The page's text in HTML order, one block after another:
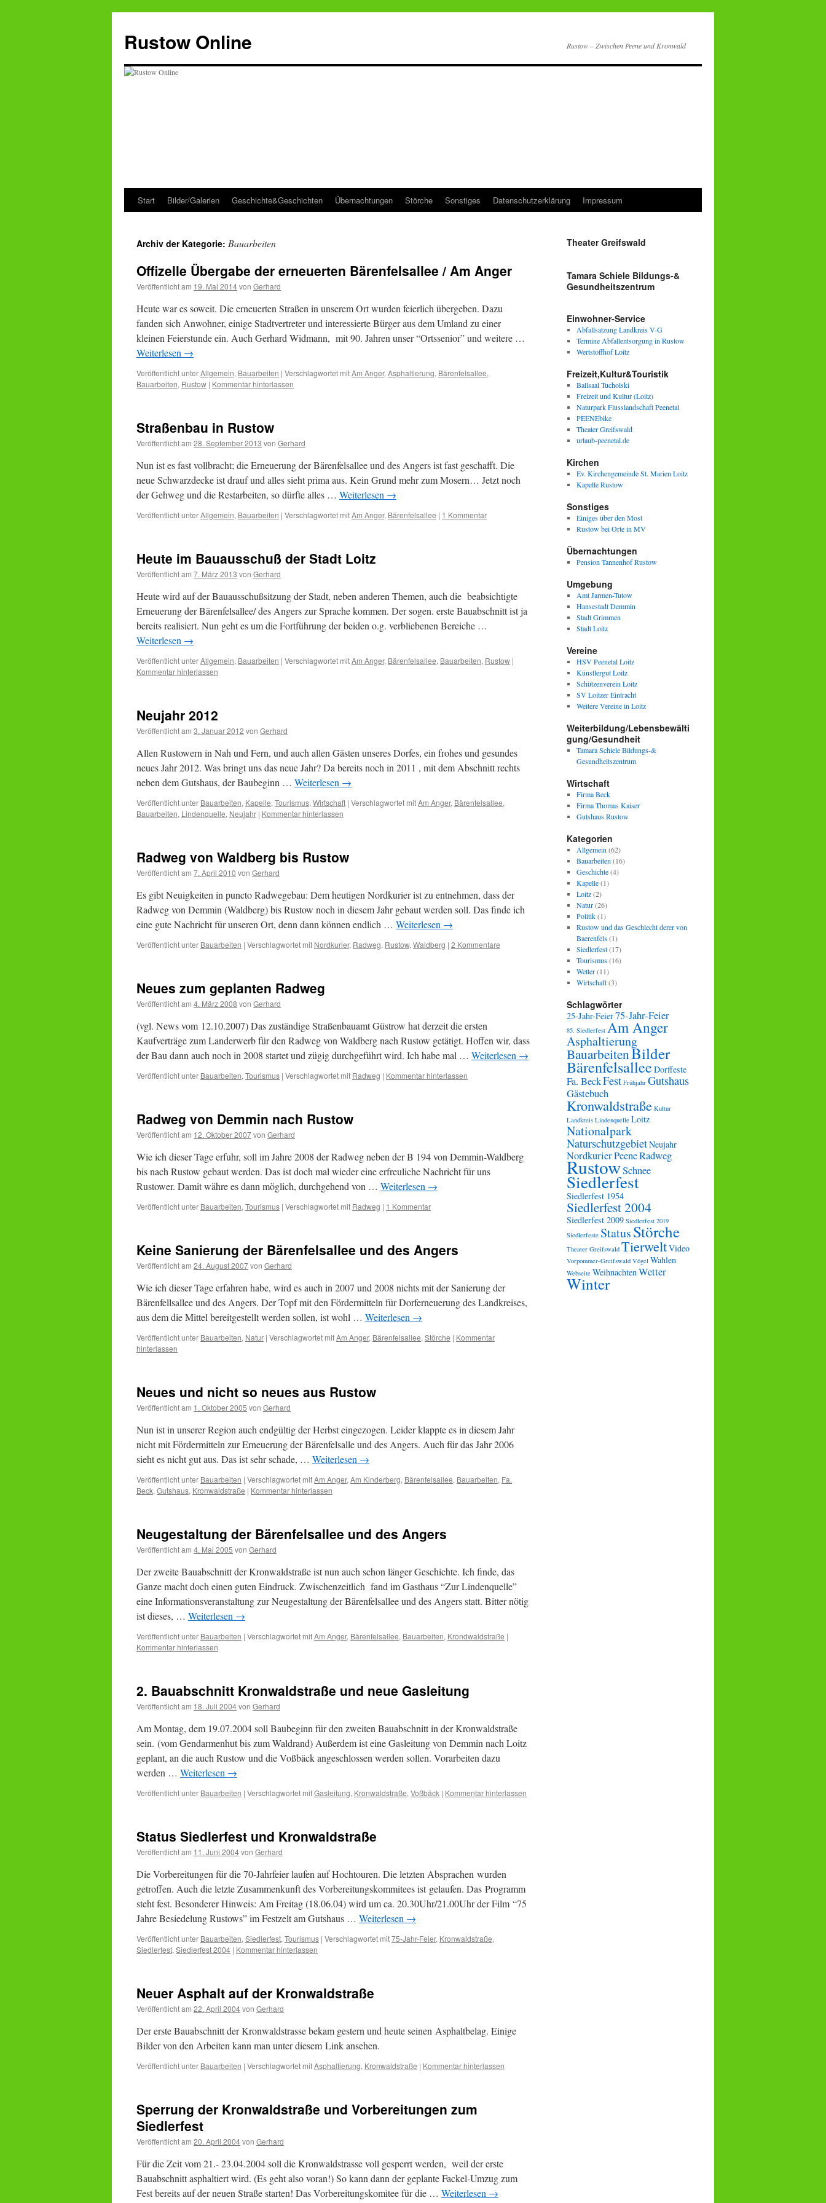
springen
Rustow Online Rustow – Zwischen Peene und Kronwald
Start Bilder/Galerien Geschichte&Geschichten Übernachtungen Störche Sonstiges Datenschutzerklärung Impressum
Archiv der Kategorie: Bauarbeiten
Offizelle Übergabe der erneuerten Bärenfelsallee / Am Anger
Veröffentlicht am 19. Mai 2014von Gerhard
Heute war es soweit. Die erneuerten Straßen in unserem Ort wurden feierlich übergeben. Dazu
fanden sich Anwohner, einige Stadtvertreter und interessierte Bürger aus dem Umland zu einer
kleinen Feierstunde ein. Auch Gerhard Widmann, mit 90. Jahren unser “Ortssenior” und weitere …
Weiterlesen →
Veröffentlicht unterAllgemein, Bauarbeiten | Verschlagwortet mitAm Anger, Asphaltierung, Bärenfelsallee,
Bauarbeiten, Rustow | Kommentar hinterlassen
Straßenbau in Rustow
Veröffentlicht am 28. September 2013 von Gerhard
Nun ist es fast vollbracht; die Erneuerung der Bärenfelsallee und des Angers ist fast geschafft. Die
neue Schwarzdecke ist drauf und alles sieht prima aus. Kein Grund mehr zum Mosern… Jetzt noch
der Gehweg und die Restarbeiten, so dürfte alles … Weiterlesen →
Veröffentlicht unterAllgemein, Bauarbeiten | Verschlagwortet mitAm Anger, Bärenfelsallee | 1 Kommentar
Heute im Bauausschuß der Stadt Loitz
Veröffentlicht am 7. März 2013 von Gerhard
Heute wird auf der Bauausschußsitzung der Stadt, neben anderen Themen, auch die beabsichtigte
Erneuerung der Bärenfelsallee/ des Angers zur Sprache kommen. Der sogen. erste Bauabschnitt ist ja
bereits realisiert. Nun geht es um die Fortführung der beiden o.g. verbliebenen Bereiche …
Weiterlesen →
Veröffentlicht unterAllgemein, Bauarbeiten | Verschlagwortet mitAm Anger, Bärenfelsallee, Bauarbeiten, Rustow |
Kommentar hinterlassen
Neujahr 2012
Veröffentlicht am 3. Januar 2012 von Gerhard
Allen Rustowern in Nah und Fern, und auch allen Gästen unseres Dorfes, ein frohes und gesundes
neues Jahr 2012. Was bringt uns das neue Jahr? Da bereits noch in 2011 , mit dem Abschnitt rechts
neben dem Gutshaus, der Baubeginn … Weiterlesen →
Veröffentlicht unter Bauarbeiten, Kapelle, Tourismus, Wirtschaft | Verschlagwortet mitAm Anger, Bärenfelsallee,
Bauarbeiten, Lindenquelle, Neujahr | Kommentar hinterlassen
Radweg von Waldberg bis Rustow
Veröffentlicht am 7. April 2010 von Gerhard
Es gibt Neuigkeiten in puncto Radwegebau: Dem heutigen Nordkurier ist zu entnehmen, dass der
Radweg von Demmin (Waldberg) bis Rustow noch in diesem Jahr gebaut werden soll. Das finde ich
eine gute Nachricht für unseren Ort, denn dann können endlich … Weiterlesen →
Veröffentlicht unter Bauarbeiten | Verschlagwortet mit Nordkurier, Radweg, Rustow, Waldberg | 2 Kommentare
Neues zum geplanten Radweg
Veröffentlicht am 4. März 2008 von Gerhard
(vgl. News vom 12.10.2007) Das zuständige Straßenbauamt Güstrow hat derzeit die ersten
Kaufverträge zum Landerwerb für den Radweg von Waldberg nach Rustow getätigt. Hoffen wir, dass
der Bau dann auch noch in 2008 startet und zügig durchgeführt wird. Ich habe mal … Weiterlesen →
Veröffentlicht unter Bauarbeiten, Tourismus | Verschlagwortet mit Radweg | Kommentar hinterlassen
Radweg von Demmin nach Rustow
Veröffentlicht am 12. Oktober 2007von Gerhard
Wie ich dieser Tage erfuhr, soll im Jahre 2008 der Radweg neben der B 194 von Demmin-Waldberg
bis nach Rustow gebaut werden. Das ist doch mal wieder eine erfreuliche Nachricht für uns
Rustower. Damit währe es dann möglich, durchgehend von … Weiterlesen →
Veröffentlicht unter Bauarbeiten, Tourismus | Verschlagwortet mit Radweg | 1 Kommentar
Keine Sanierung der Bärenfelsallee und des Angers
Veröffentlicht am 24. August 2007von Gerhard
Wie ich dieser Tage erfahren habe, wird es auch in 2007 und 2008 nichts mit der Sanierung der
Bärenfellsallee und des Angers. Der Topf mit den Fördermitteln für Dorferneuerung des Landkreises,
aus dem die Mittel bereitgestellt werden sollen, ist wohl … Weiterlesen →
Veröffentlicht unter Bauarbeiten, Natur | Verschlagwortet mitAm Anger, Bärenfelsallee, Störche | Kommentar
hinterlassen
Neues und nicht so neues aus Rustow
Veröffentlicht am 1. Oktober 2005 von Gerhard
Nun ist in unserer Region auch endgültig der Herbst eingezogen. Leider klappte es in diesem Jahr
nicht mit Fördermitteln zur Erneuerung der Bärenfelsalle und des Angers. Auch für das Jahr 2006
sieht es nicht gut aus. Das ist sehr schade, … Weiterlesen →
Veröffentlicht unter Bauarbeiten | Verschlagwortet mitAm Anger, Am Kinderberg, Bärenfelsallee, Bauarbeiten, Fa.
Beck, Gutshaus, Kronwaldstraße | Kommentar hinterlassen
Neugestaltung der Bärenfelsallee und des Angers
Veröffentlicht am 4. Mai 2005 von Gerhard
Der zweite Bauabschnitt der Kronwaldstraße ist nun auch schon länger Geschichte. Ich finde, das
Ganze macht doch einen guten Eindruck. Zwischenzeitlich fand im Gasthaus “Zur Lindenquelle”
eine Informationsveranstaltung zur Neugestaltung der Bärenfelsallee und des Angers statt. Bitter nötig
ist dieses, … Weiterlesen →
Veröffentlicht unter Bauarbeiten | Verschlagwortet mitAm Anger, Bärenfelsallee, Bauarbeiten, Krondwaldstraße |
Kommentar hinterlassen
2. Bauabschnitt Kronwaldstraße und neue Gasleitung
Veröffentlicht am 18. Juli 2004von Gerhard
Am Montag, dem 19.07.2004 soll Baubeginn für den zweiten Bauabschnitt in der Kronwaldstraße
sein. (vom Gendarmenhut bis zum Waldrand) Außerdem ist eine Gasleitung von Demmin nach Loitz
geplant, an die auch Rustow und die Voßbäck angeschlossen werden sollen. Vorarbeiten dazu
werden … Weiterlesen →
Veröffentlicht unter Bauarbeiten | Verschlagwortet mitGasleitung, Kronwaldstraße, Voßbäck | Kommentar hinterlassen
Status Siedlerfest und Kronwaldstraße
Veröffentlicht am 11. Juni 2004von Gerhard
Die Vorbereitungen für die 70-Jahrfeier laufen auf Hochtouren. Die letzten Absprachen wurden
getroffen. Auch die letzte Zusammenkunft des Vorbereitungskommitees ist gelaufen. Das Programm
steht fest. Besonderer Hinweis: Am Freitag (18.06.04) wird um ca. 20.30Uhr/21.00Uhr der Film “75
Jahre Besiedelung Rustows” im Festzelt am Gutshaus … Weiterlesen →
Veröffentlicht unter Bauarbeiten, Siedlerfest, Tourismus | Verschlagwortet mit75-Jahr-Feier, Kronwaldstraße,
Siedlerfest, Siedlerfest 2004 | Kommentar hinterlassen
Neuer Asphalt auf der Kronwaldstraße
Veröffentlicht am 22. April 2004von Gerhard
Der erste Bauabschnitt der Kronwaldstrasse bekam gestern und heute seinen Asphaltbelag. Einige
Bilder von den Arbeiten kann man unter diesem Link ansehen.
Veröffentlicht unter Bauarbeiten | Verschlagwortet mitAsphaltierung, Kronwaldstraße | Kommentar hinterlassen
Sperrung der Kronwaldstraße und Vorbereitungen zum
Siedlerfest
Veröffentlicht am 20. April 2004von Gerhard
Für die Zeit vom 21.- 23.04.2004 soll die Kronwaldstrasse voll gesperrt werden, weil der erste
Bauabschnitt asphaltiert wird. (Es geht also voran!) So kann dann der geplante Fackel-Umzug zum
Fest bereits auf der neuen Straße starten! Das Vorbereitungskomitee für die … Weiterlesen →
Theater Greifswald
Tamara Schiele Bildungs-&
Gesundheitszentrum
Einwohner-Service
Abfallsatzung Landkreis V-G
Termine Abfallentsorgung in Rustow
Wertstoffhof Loitz
Freizeit,Kultur&Touristik
Ballsaal Tucholski
Freizeit und Kultur (Loitz)
Naturpark Flusslandschaft Peenetal
PEENEbike
Theater Greifswald
urlaub-peenetal.de
Kirchen
Ev. Kirchengemeinde St. Marien Loitz
Kapelle Rustow
Sonstiges
Einiges über den Most
Rustow bei Orte in MV
Übernachtungen
Pension Tannenhof Rustow
Umgebung
Amt Jarmen-Tutow
Hansestadt Demmin
Stadt Grimmen
Stadt Loitz
Vereine
HSV Peenetal Loitz
Künstlergut Loitz
Schützenverein Loitz
SV Loitzer Eintracht
Weitere Vereine in Loitz
Weiterbildung/Lebensbewälti
gung/Gesundheit
Tamara Schiele Bildungs-&
Gesundheitszentrum
Wirtschaft
Firma Beck
Firma Thomas Kaiser
Gutshaus Rustow
Kategorien
Allgemein (62)
Bauarbeiten (16)
Geschichte(4)
Kapelle(1)
Loitz(2)
Natur(26)
Politik(1)
Rustow und das Geschlecht derer von
Baerenfels(1)
Siedlerfest(17)
Tourismus(16)
Wetter(11)
Wirtschaft(3)
Schlagwörter
25-Jahr-Feier75-Jahr-Feier
85. Siedlerfest Am Anger
Asphaltierung
BauarbeitenBilder
Bärenfelsallee Dorffeste
Fa. BeckFest Frühjahr Gutshaus
Gästebuch
Kronwaldstraße Kultur
Landkreis Lindenquelle Loitz
Nationalpark
NaturschutzgebietNeujahr
NordkurierPeeneRadweg
RustowSchnee
Siedlerfest
Siedlerfest 1954
Siedlerfest 2004
Siedlerfest 2009 Siedlerfest 2019
Siedlerfeste StatusStörche
Theater Greifswald TierweltVideo
Vorpommer-Greifswald Vögel Wahlen
Webseite WeihnachtenWetter
Winter